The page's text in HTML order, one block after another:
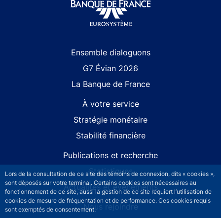
Lors de la consultation de ce site des témoins de connexion, dits « cookies »,
sont déposés sur votre terminal. Certains cookies sont nécessaires au
fonctionnement de ce site, aussi la gestion de ce site requiert l’utilisation de
cookies de mesure de fréquentation et de performance. Ces cookies requis
sont exemptés de consentement.
Ensemble dialoguons
G7 Évian 2026
La Banque de France
À votre service
Stratégie monétaire
Stabilité financière
Publications et recherche
Statistiques
Actualités et événements
Nous rejoindre